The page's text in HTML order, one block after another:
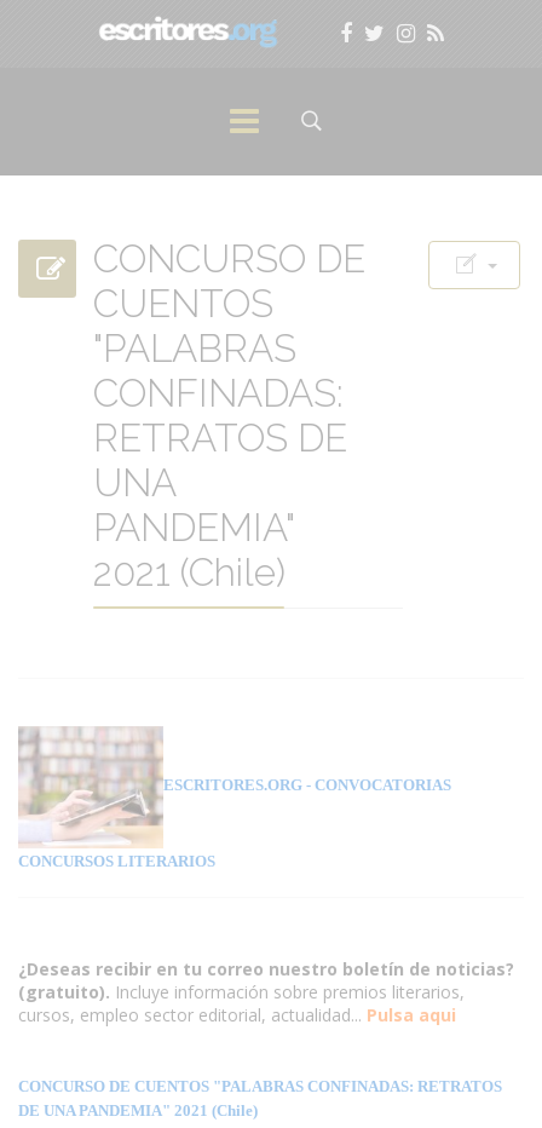
CONCURSO DE
CUENTOS
"PALABRAS
CONFINADAS:
RETRATOS DE
UNA
PANDEMIA"
2021 (Chile)
ESCRITORES.ORG - CONVOCATORIAS
CONCURSOS LITERARIOS
¿Deseas recibir en tu correo nuestro boletín de noticias?
(gratuito). Incluye información sobre premios literarios,
cursos, empleo sector editorial, actualidad... Pulsa aqui
CONCURSO DE CUENTOS "PALABRAS CONFINADAS: RETRATOS
DE UNA PANDEMIA" 2021 (Chile)